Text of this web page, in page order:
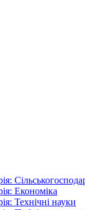
Економіка
Технічні науки